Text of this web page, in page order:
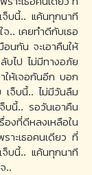
จ็บนี้.. แค้นทุกนาที
.. เคยทำดีกับเธอ
อนกัน จะเอาคืนให้
บไป ไม่มีทางอภัย
ให้เจอกันอีก บอก
เจ็บนี้.. ไม่มีวันลืม
บนี้.. รอวันเอาคืน
องที่ดีหลงเหลือใน
าะเธอคนเดียว ที่
จ็บนี้.. แค้นทุกนาที
..